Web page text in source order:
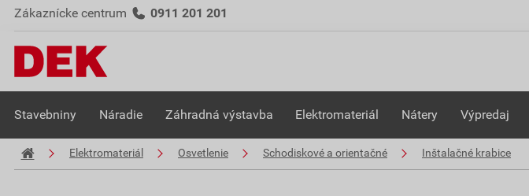
Zákaznícke centrum 0911 201 201
Stavebniny Náradie Záhradná výstavba Elektromateriál Nátery Výpredaj
Elektromateriál Osvetlenie Schodiskové a orientačné Inštalačné krabice